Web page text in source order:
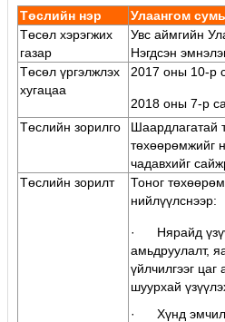
Төслийн нэр
Улаангом
Төсөл хэрэгжих
газар
Увс аймгийн
Нэгдсэн
Төсөл үргэлжлэх
хугацаа
2017 оны 10-p
2018 оны 7-p
Төслийн зорилго
Шаардлагатай
төхөөрөмжийг
чадавхийг
Төслийн зорилт
Тоног
нийлүүлснээр:
· Нярайд
амьдруулалт,
үйлчилгээг цаг
шуурхай
· Xүнд